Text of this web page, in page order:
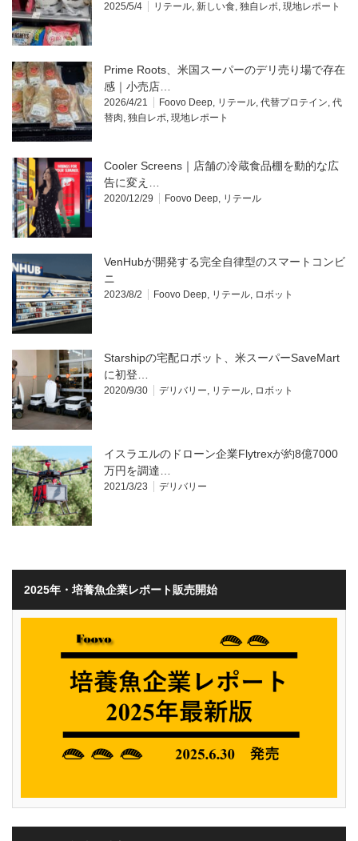
2025/5/4 リテール, 新しい食, 独自レポ, 現地レポート
Prime Roots、米国スーパーのデリ売り場で存在
感｜小売店…
2026/4/21 Foovo Deep, リテール, 代替プロテイン, 代
替肉, 独自レポ, 現地レポート
Cooler Screens｜店舗の冷蔵食品棚を動的な広
告に変え…
2020/12/29 Foovo Deep, リテール
VenHubが開発する完全自律型のスマートコンビ
ニ
2023/8/2 Foovo Deep, リテール, ロボット
Starshipの宅配ロボット、米スーパーSaveMart
に初登…
2020/9/30 デリバリー, リテール, ロボット
イスラエルのドローン企業Flytrexが約8億7000
万円を調達…
2021/3/23 デリバリー
2025年・培養魚企業レポート販売開始